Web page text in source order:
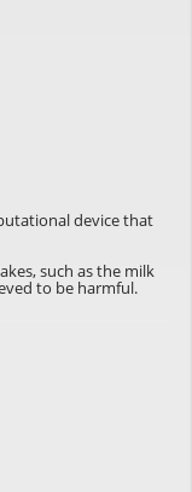
device that
such as the milk
to be harmful.